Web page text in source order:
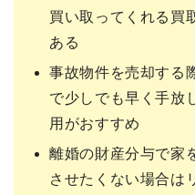
買い取ってくれる買
ある
事故物件を売却する
で少しでも早く手放
用がおすすめ
離婚の財産分与で家
させたくない場合は